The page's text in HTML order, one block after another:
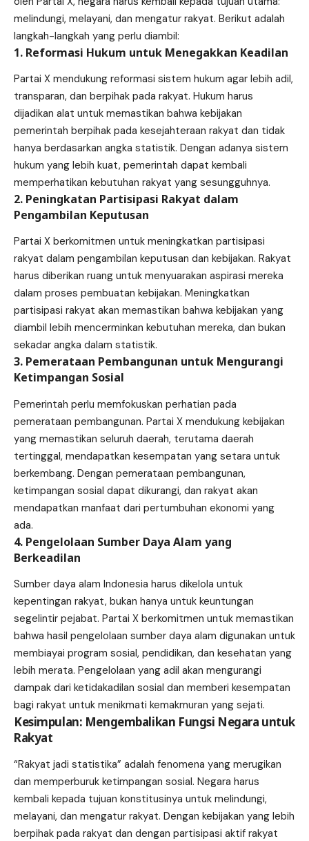
melindungi, melayani, dan mengatur rakyat. Berikut adalah
langkah-langkah yang perlu diambil:
1. Reformasi Hukum untuk Menegakkan Keadilan
Partai X mendukung reformasi sistem hukum agar lebih adil,
transparan, dan berpihak pada rakyat. Hukum harus
dijadikan alat untuk memastikan bahwa kebijakan
pemerintah berpihak pada kesejahteraan rakyat dan tidak
hanya berdasarkan angka statistik. Dengan adanya sistem
hukum yang lebih kuat, pemerintah dapat kembali
memperhatikan kebutuhan rakyat yang sesungguhnya.
2. Peningkatan Partisipasi Rakyat dalam
Pengambilan Keputusan
Partai X berkomitmen untuk meningkatkan partisipasi
rakyat dalam pengambilan keputusan dan kebijakan. Rakyat
harus diberikan ruang untuk menyuarakan aspirasi mereka
dalam proses pembuatan kebijakan. Meningkatkan
partisipasi rakyat akan memastikan bahwa kebijakan yang
diambil lebih mencerminkan kebutuhan mereka, dan bukan
sekadar angka dalam statistik.
3. Pemerataan Pembangunan untuk Mengurangi
Ketimpangan Sosial
Pemerintah perlu memfokuskan perhatian pada
pemerataan pembangunan. Partai X mendukung kebijakan
yang memastikan seluruh daerah, terutama daerah
tertinggal, mendapatkan kesempatan yang setara untuk
berkembang. Dengan pemerataan pembangunan,
ketimpangan sosial dapat dikurangi, dan rakyat akan
mendapatkan manfaat dari pertumbuhan ekonomi yang
ada.
4. Pengelolaan Sumber Daya Alam yang
Berkeadilan
Sumber daya alam Indonesia harus dikelola untuk
kepentingan rakyat, bukan hanya untuk keuntungan
segelintir pejabat. Partai X berkomitmen untuk memastikan
bahwa hasil pengelolaan sumber daya alam digunakan untuk
membiayai program sosial, pendidikan, dan kesehatan yang
lebih merata. Pengelolaan yang adil akan mengurangi
dampak dari ketidakadilan sosial dan memberi kesempatan
bagi rakyat untuk menikmati kemakmuran yang sejati.
Kesimpulan: Mengembalikan Fungsi Negara untuk
Rakyat
“Rakyat jadi statistika” adalah fenomena yang merugikan
dan memperburuk ketimpangan sosial. Negara harus
kembali kepada tujuan konstitusinya untuk melindungi,
melayani, dan mengatur rakyat. Dengan kebijakan yang lebih
berpihak pada rakyat dan dengan partisipasi aktif rakyat